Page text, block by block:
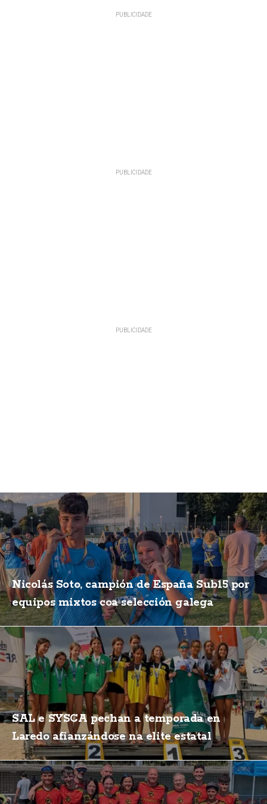
Nicolás Soto, campión de España Sub15 por
equipos mixtos coa selección galega
SAL e SYSCA pechan a temporada en
Laredo afianzándose na elite estatal